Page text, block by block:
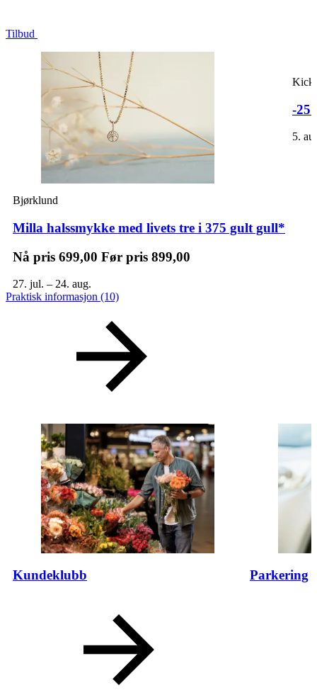
Tilbud
Bjørklund
Milla halssmykke med livets tre i 375 gult gull*
Nå pris 699,00 Før pris 899,00
27. jul. – 24. aug.
-
5.
Praktisk informasjon (10)
Kundeklubb Parkering